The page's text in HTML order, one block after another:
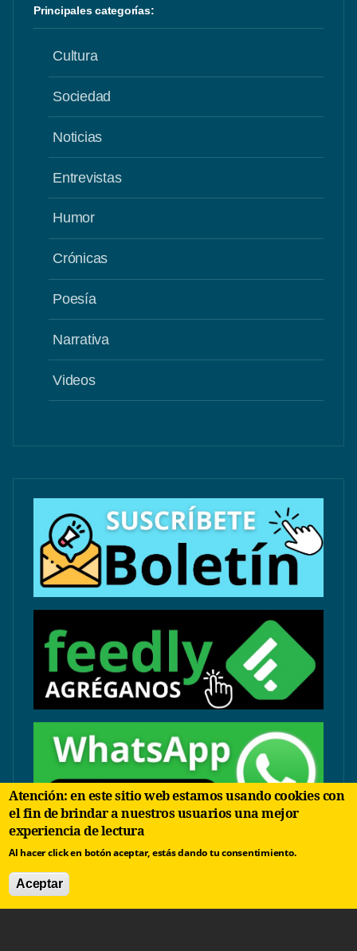
Principales categorías:
Cultura
Sociedad
Noticias
Entrevistas
Humor
Crónicas
Poesía
Narrativa
Videos
Sólo temas comerciales:
negocios@arbolinvertido.com
Atención: en este sitio web estamos usando cookies con
el fin de brindar a nuestros usuarios una mejor
experiencia de lectura
Al hacer click en botón aceptar, estás dando tu consentimiento.
Aceptar